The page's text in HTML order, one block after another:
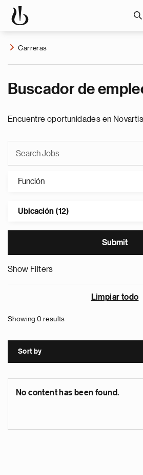
Carreras
Buscador de
Encuentre oportunidades en
Función
Ubicación (12)
Show Filters
Limpiar todo
Showing 0 results
Sort by
No content has been found.